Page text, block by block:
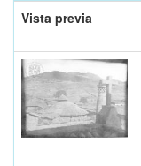
Vista previa